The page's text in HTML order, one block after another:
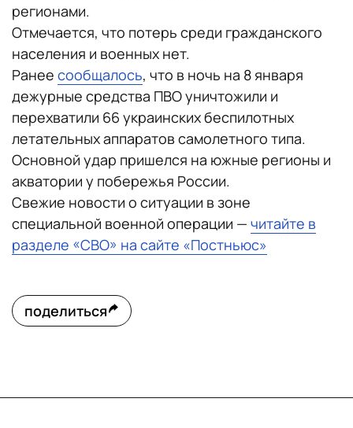
регионами.
Отмечается, что потерь среди гражданского
населения и военных нет.
Ранее сообщалось, что в ночь на 8 января
дежурные средства ПВО уничтожили и
перехватили 66 украинских беспилотных
летательных аппаратов самолетного типа.
Основной удар пришелся на южные регионы и
акватории у побережья России.
Свежие новости о ситуации в зоне
специальной военной операции — читайте в
разделе «СВО» на сайте «Постньюс»
поделиться